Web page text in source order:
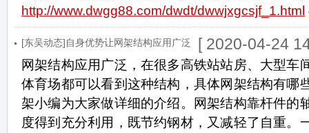
http://www.dwgg88.com/dwdt/dwwjxgcsjf_1.html
[东吴动态]自身优势让网架结构应用广泛 [ 2020-04-24
网架结构应用广泛，在很多高铁站站房、大型车
体育场都可以看到这种结构，具体网架结构有哪
架小编为大家做详细的介绍。网架结构靠杆件的
度得到充分利用，既节约钢材，又减轻了自重。